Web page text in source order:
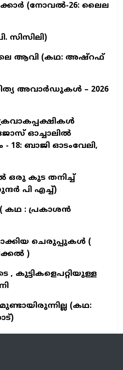
(നോവല്‍-26: ലൈല
സിസിലി)
ആവി (കഥ: അഷ്‌റഫ്
അവാർഡുകൾ – 2026
ഓച്ചാലിൽ
ബാജി ഓടംവേലി,
ഒരു കുട തനിച്ച്
പി എച്ച്)
കഥ : പ്രകാശൻ
ചെരുപ്പുകൾ (
)
, കുട്ടികളെപറ്റിയുള്ള
(കഥ: